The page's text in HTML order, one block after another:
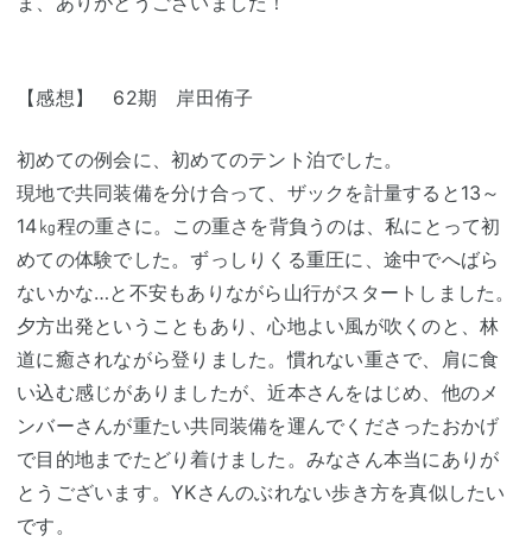
【感想】 62期 岸田侑子
初めての例会に、初めてのテント泊でした。
現地で共同装備を分け合って、ザックを計量すると13～
14㎏程の重さに。この重さを背負うのは、私にとって初
めての体験でした。ずっしりくる重圧に、途中でへばら
ないかな…と不安もありながら山行がスタートしました。
夕方出発ということもあり、心地よい風が吹くのと、林
道に癒されながら登りました。慣れない重さで、肩に食
い込む感じがありましたが、近本さんをはじめ、他のメ
ンバーさんが重たい共同装備を運んでくださったおかげ
で目的地までたどり着けました。みなさん本当にありが
とうございます。YKさんのぶれない歩き方を真似したい
です。